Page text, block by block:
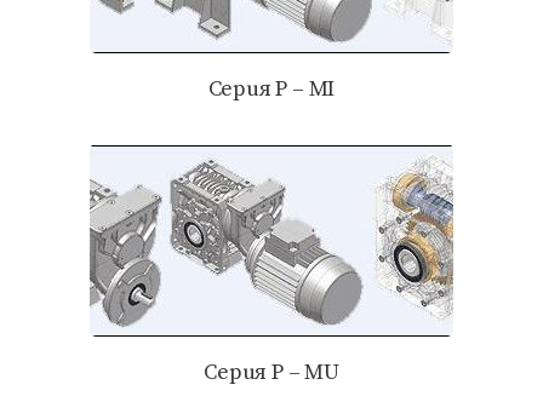
Серия P – MI
Серия P – MU